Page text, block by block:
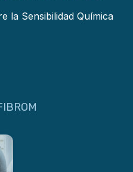
la Sensibilidad Química